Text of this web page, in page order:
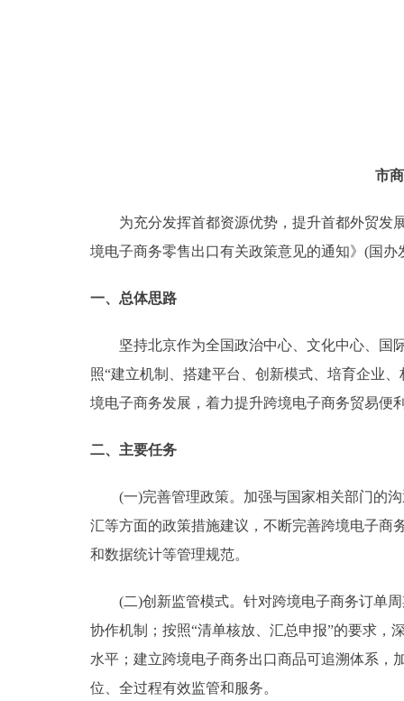
12345网上接诉即办
走进北京
北京概况
绿色北京
DEUTSCH
ESPAÑOL
市
为充分发挥首都资源优势，提升首都外贸发展
境电子商务零售出口有关政策意见的通知》(国
一、总体思路
坚持北京作为全国政治中心、文化中心、国际
照“建立机制、搭建平台、创新模式、培育企业
境电子商务发展，着力提升跨境电子商务贸易便
二、主要任务
(一)完善管理政策。加强与国家相关部门的沟
汇等方面的政策措施建议，不断完善跨境电子商
和数据统计等管理规范。
(二)创新监管模式。针对跨境电子商务订单周
协作机制；按照“清单核放、汇总申报”的要求，
水平；建立跨境电子商务出口商品可追溯体系，
位、全过程有效监管和服务。